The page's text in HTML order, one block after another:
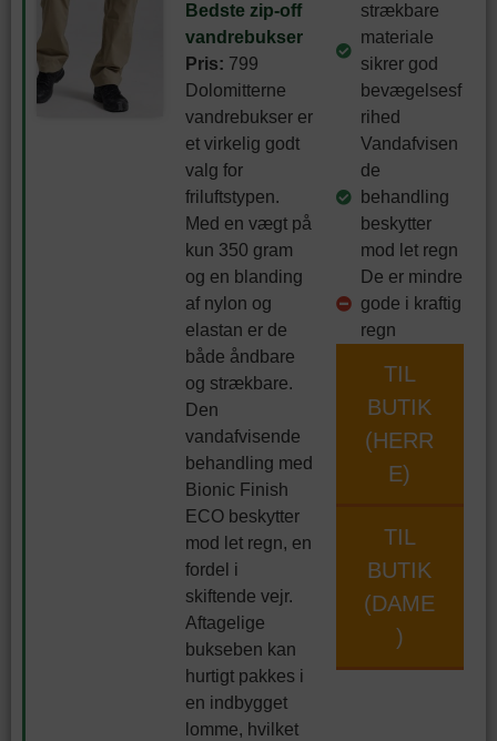
Bedste zip-off
vandrebukser
Pris: 799
Dolomitterne
vandrebukser er
et virkelig godt
valg for
friluftstypen.
Med en vægt på
kun 350 gram
og en blanding
af nylon og
elastan er de
både åndbare
og strækbare.
Den
vandafvisende
behandling med
Bionic Finish
ECO beskytter
mod let regn, en
fordel i
skiftende vejr.
Aftagelige
bukseben kan
hurtigt pakkes i
en indbygget
lomme, hvilket
strækbare
materiale
sikrer god
bevægelsesf
rihed
Vandafvisen
de
behandling
beskytter
mod let regn
De er mindre
gode i kraftig
regn
TIL
BUTIK
(HERR
E)
TIL
BUTIK
(DAME
)